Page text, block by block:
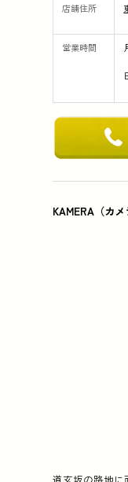
店舗住所
営業時間
KAMERA（カメ